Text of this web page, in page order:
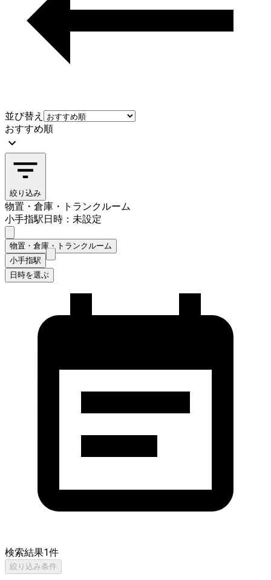
並び替え
おすすめ順
絞り込み
物置・倉庫・トランクルーム
小手指駅日時：未設定
物置・倉庫・トランクルーム
小手指駅
日時を選ぶ
検索結果1件
絞り込み条件